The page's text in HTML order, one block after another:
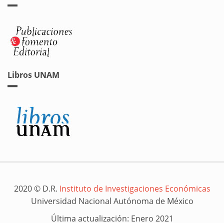
Libros UNAM
2020 © D.R. Instituto de Investigaciones Económicas
Universidad Nacional Autónoma de México
Última actualización: Enero 2021